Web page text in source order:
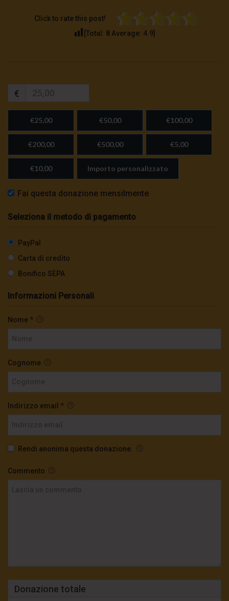
Click to rate this post!
[Total: 8 Average: 4.9
€
€25,00 €50,00 €100,00
€200,00 €500,00 €5,00
€10,00 Importo personalizzato
Fai questa donazione mensilmente
Seleziona il metodo di pagamento
PayPal
Carta di credito
Bonifico SEPA
Informazioni Personali
Nome *
Cognome
Indirizzo email *
Rendi anonima questa donazione.
Commento
Donazione totale